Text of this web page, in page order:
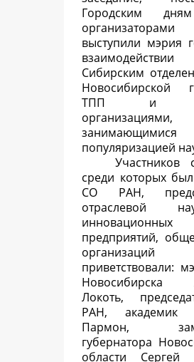
Городским
организаторами
выступили мэрия
Сибирским
Новосибирской
ТПП и
организациями,
занимающимися
популяризацией
Участников
среди которых
СО РАН,
отраслевой
инновационных
предприятий,
организаций
приветствовали:
Новосибирска
Локоть,
РАН, академик
Пармон,
губернатора
области Сергей